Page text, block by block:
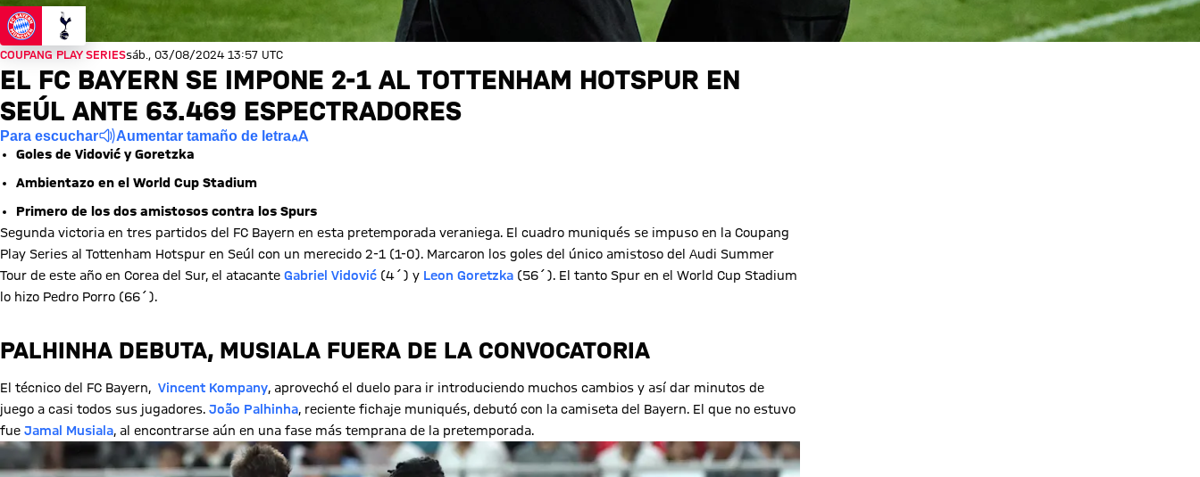
COUPANG PLAY SERIESsáb., 03/08/2024 13:57 UTC
EL FC BAYERN SE IMPONE 2-1 AL TOTTENHAM HOTSPUR EN
SEÚL ANTE 63.469 ESPECTRADORES
Para escuchar Aumentar tamaño de letra
Goles de Vidović y Goretzka
Ambientazo en el World Cup Stadium
Primero de los dos amistosos contra los Spurs
Segunda victoria en tres partidos del FC Bayern en esta pretemporada veraniega. El cuadro muniqués se impuso en la Coupang
Play Series al Tottenham Hotspur en Seúl con un merecido 2-1 (1-0). Marcaron los goles del único amistoso del Audi Summer
Tour de este año en Corea del Sur, el atacante Gabriel Vidović (4´) y Leon Goretzka (56´). El tanto Spur en el World Cup Stadium
lo hizo Pedro Porro (66´).
PALHINHA DEBUTA, MUSIALA FUERA DE LA CONVOCATORIA
El técnico del FC Bayern, Vincent Kompany, aprovechó el duelo para ir introduciendo muchos cambios y así dar minutos de
juego a casi todos sus jugadores. João Palhinha, reciente fichaje muniqués, debutó con la camiseta del Bayern. El que no estuvo
fue Jamal Musiala, al encontrarse aún en una fase más temprana de la pretemporada.